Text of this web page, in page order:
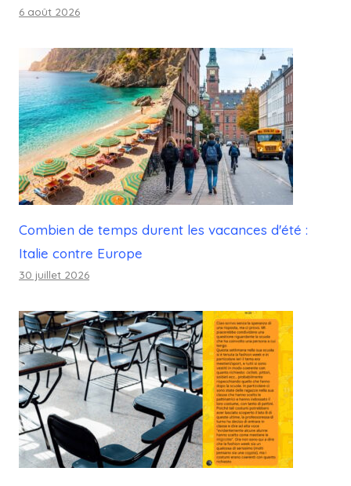
6 août 2026
Combien de temps durent les vacances d'été :
Italie contre Europe
30 juillet 2026